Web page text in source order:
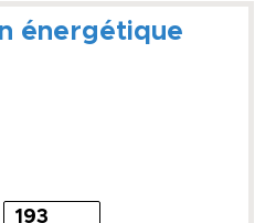
énergétique
193